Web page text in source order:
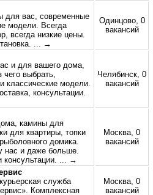
для вас, современные
модели. Всегда
всегда низкие цены.
... →
Одинцово, 0
вакансий
и для вашего дома,
чего выбрать,
классические модели.
консультации.
Челябинск, 0
вакансий
камины для
для квартиры, топки
домика.
нас и даже больше.
... →
Москва, 0
вакансий
служба
Комплексная
Москва, 0
вакансий